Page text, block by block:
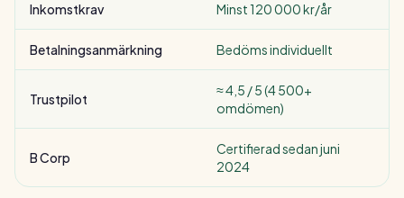
Inkomstkrav Minst 120 000 kr/år
Betalningsanmärkning Bedöms individuellt
Trustpilot
≈ 4,5 / 5 (4 500+
omdömen)
B Corp
Certifierad sedan juni
2024